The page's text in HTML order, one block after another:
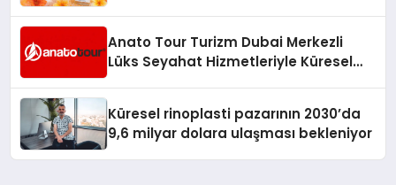
Anato Tour Turizm Dubai Merkezli
Lüks Seyahat Hizmetleriyle Küresel
Küresel rinoplasti pazarının 2030’da
9,6 milyar dolara ulaşması bekleniyor